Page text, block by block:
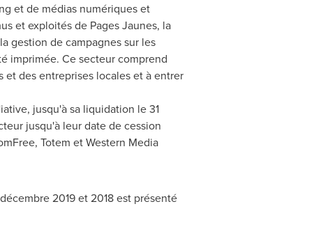
et de médias numériques et
et exploités de Pages Jaunes, la
gestion de campagnes sur les
imprimée. Ce secteur comprend
et des entreprises locales et à entrer
jusqu'à sa liquidation le 31
jusqu'à leur date de cession
Totem et Western Media
2019 et2018 est présenté